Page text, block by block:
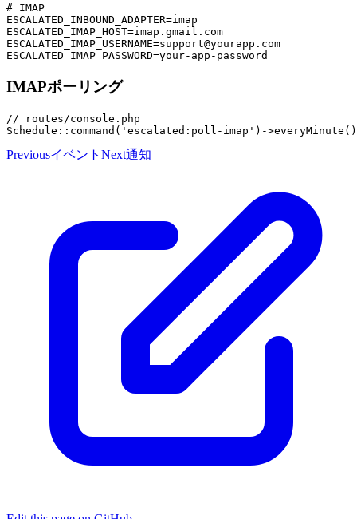
# IMAP
ESCALATED_INBOUND_ADAPTER=imap
ESCALATED_IMAP_HOST=imap.gmail.com
ESCALATED_IMAP_USERNAME=support@yourapp.com
IMAPポーリング
// routes/console.php
Previousイベント Next通知